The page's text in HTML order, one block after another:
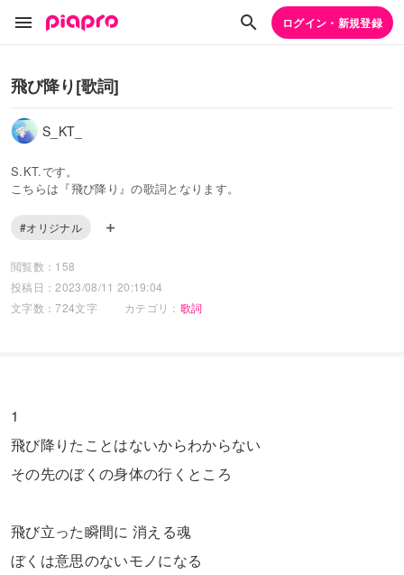
ログイン・新規登録
1
飛び降りたことはないからわからない
その先のぼくの身体の行くところ
飛び立った瞬間に 消える魂
ぼくは意思のないモノになる
飛び降り[歌詞]
S_KT_
S.KT.です。
こちらは『飛び降り』の歌詞となります。
#オリジナル
閲覧数：158
投稿日：2023/08/11 20:19:04
文字数：724文字
カテゴリ： 歌詞